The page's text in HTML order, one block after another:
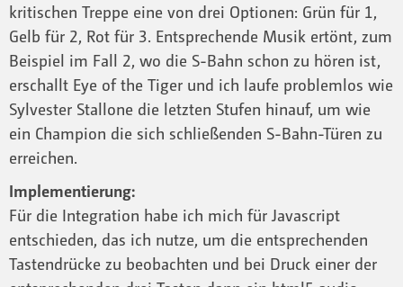
kritischen Treppe eine von drei Optionen: Grün für 1,
Gelb für 2, Rot für 3. Entsprechende Musik ertönt, zum
Beispiel im Fall 2, wo die S-Bahn schon zu hören ist,
erschallt Eye of the Tiger und ich laufe problemlos wie
Sylvester Stallone die letzten Stufen hinauf, um wie
ein Champion die sich schließenden S-Bahn-Türen zu
erreichen.
Implementierung:
Für die Integration habe ich mich für Javascript
entschieden, das ich nutze, um die entsprechenden
Tastendrücke zu beobachten und bei Druck einer der